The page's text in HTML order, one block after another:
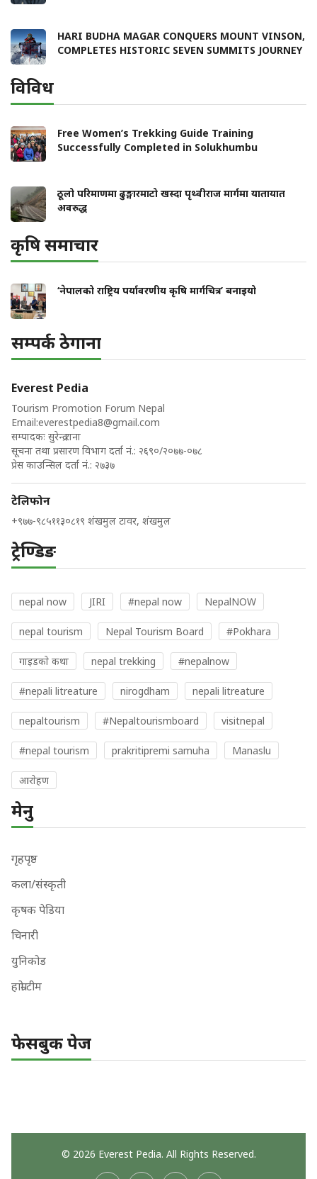
HARI BUDHA MAGAR CONQUERS MOUNT VINSON,
COMPLETES HISTORIC SEVEN SUMMITS JOURNEY
विविध
Free Women’s Trekking Guide Training
Successfully Completed in Solukhumbu
ठूलो परिमाणमा ढुङ्गारमाटो खस्दा पृथ्वीराज मार्गमा यातायात
अवरुद्ध
कृषि समाचार
‘नेपालको राष्ट्रिय पर्यावरणीय कृषि मार्गचित्र’ बनाइयो
सम्पर्क ठेगाना
Everest Pedia
Tourism Promotion Forum Nepal
Email:everestpedia8@gmail.com
सम्पादकः सुरेन्द्र राना
सूचना तथा प्रसारण विभाग दर्ता नं.: २६९०/२०७७-०७८
प्रेस काउन्सिल दर्ता नं.: २७३७
टेलिफोन
+९७७-९८५११३०८१९ शंखमुल टावर, शंखमुल
ट्रेण्डिङ
nepal now JIRI #nepal now NepalNOW
nepal tourism Nepal Tourism Board #Pokhara
गाइडकाे कथा nepal trekking #nepalnow
#nepali litreature nirogdham nepali litreature
nepaltourism #Nepaltourismboard visitnepal
#nepal tourism prakritipremi samuha Manaslu
आराेहण
मेनु
गृहपृष्ठ
कला/संस्कृती
कृषक पेडिया
चिनारी
युनिकोड
हाम्रो टीम
फेसबुक पेज
© 2026 Everest Pedia. All Rights Reserved.